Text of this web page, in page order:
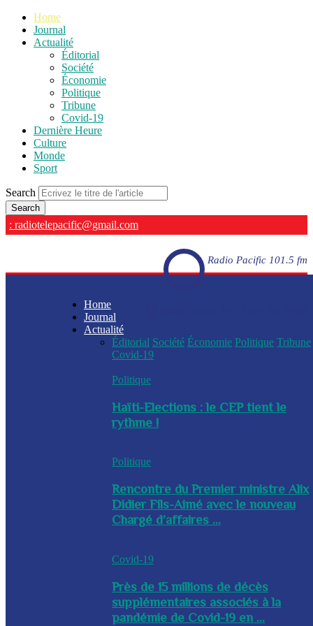
Home
Journal
Actualité
Éditorial
Société
Économie
Politique
Tribune
Covid-19
Dernière Heure
Culture
Monde
Sport
Search
: radiotelepacific@gmail.com
Radio Pacific 101.5 fm
Home
Journal
Actualité
Éditorial Société Économie Politique Tribune
Covid-19
Politique
Haïti-Elections : le CEP tient le
rythme !
Politique
Rencontre du Premier ministre Alix
Didier Fils-Aimé avec le nouveau
Chargé d’affaires ...
Covid-19
Près de 15 millions de décès
supplémentaires associés à la
pandémie de Covid-19 en ...